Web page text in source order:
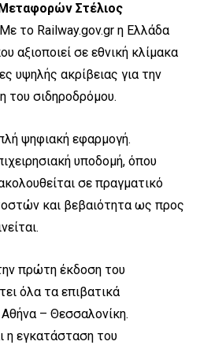
Μεταφορών Στέλιος
το Railway.gov.gr η Ελλάδα
αξιοποιεί σε εθνική κλίμακα
υψηλής ακρίβειας για την
του σιδηροδρόμου.
ψηφιακή εφαρμογή.
υποδομή, όπου
σε πραγματικό
και βεβαιότητα ως προς
πρώτη έκδοση του
όλα τα επιβατικά
– Θεσσαλονίκη.
η εγκατάσταση του